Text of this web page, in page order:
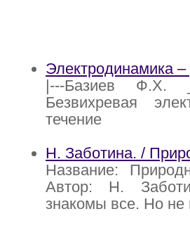
Электродинамика
|---Базиев Ф.Х.
Безвихревая
течение
Н. Заботина. /
Название:
Автор: Н.
знакомы все. Но не